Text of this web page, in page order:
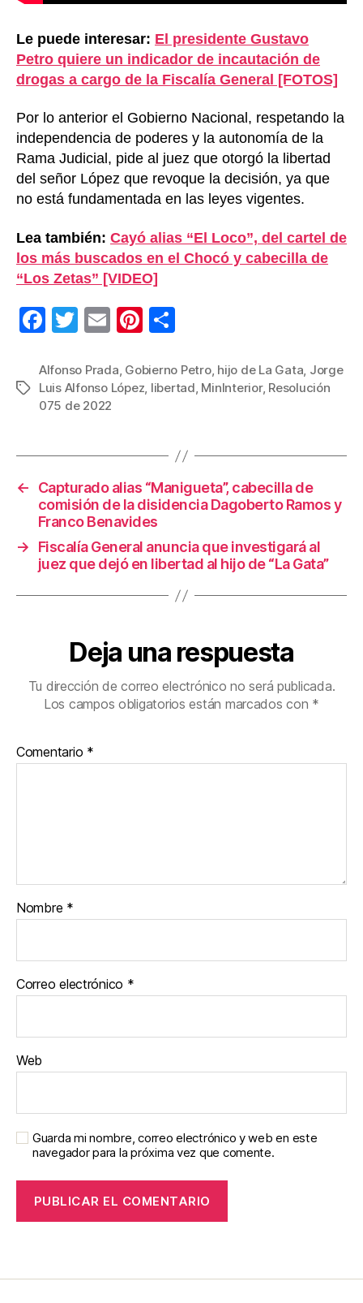
Le puede interesar: El presidente Gustavo
Petro quiere un indicador de incautación de
drogas a cargo de la Fiscalía General [FOTOS]
Por lo anterior el Gobierno Nacional, respetando la
independencia de poderes y la autonomía de la
Rama Judicial, pide al juez que otorgó la libertad
del señor López que revoque la decisión, ya que
no está fundamentada en las leyes vigentes.
Lea también: Cayó alias “El Loco”, del cartel de
los más buscados en el Chocó y cabecilla de
“Los Zetas” [VIDEO]
F
c
e
o
o
k
T
tt
er
E
ail
Pi
er
e
m
p
tir
Etiquetas
Alfonso Prada, Gobierno Petro, hijo de La Gata, Jorge
Luis Alfonso López, libertad, MinInterior, Resolución
075 de 2022
←
Capturado alias “Manigueta”, cabecilla de
comisión de la disidencia Dagoberto Ramos y
Franco Benavides
→
Fiscalía General anuncia que investigará al
juez que dejó en libertad al hijo de “La Gata”
Deja una respuesta
Tu dirección de correo electrónico no será publicada.
Los campos obligatorios están marcados con *
Comentario *
Nombre *
Correo electrónico *
Web
Guarda mi nombre, correo electrónico y web en este
navegador para la próxima vez que comente.